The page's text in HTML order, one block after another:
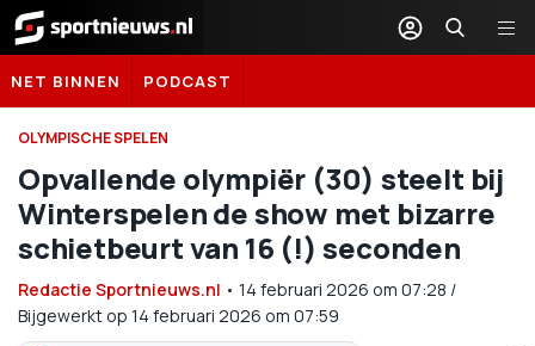
Sportnieuws.nl
NET BINNEN PODCAST
OLYMPISCHE SPELEN
Opvallende olympiër (30) steelt bij
Winterspelen de show met bizarre
schietbeurt van 16 (!) seconden
Redactie Sportnieuws.nl • 14 februari 2026 om 07:28 /
Bijgewerkt op 14 februari 2026 om 07:59